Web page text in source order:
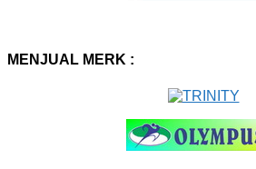
MENJUAL MERK :